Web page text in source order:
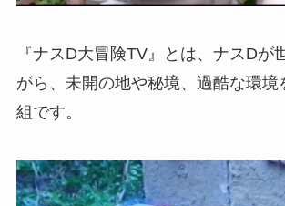
『ナスD大冒険TV』とは、ナスDが
がら、未開の地や秘境、過酷な環境
組です。